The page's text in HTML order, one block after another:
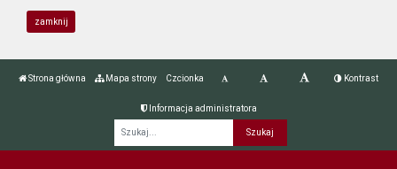
zamknij
Strona główna Mapa strony Czcionka Kontrast
Informacja administratora